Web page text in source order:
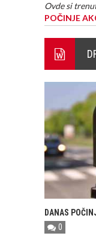
Ovde si
POČINJE
DANAS
0